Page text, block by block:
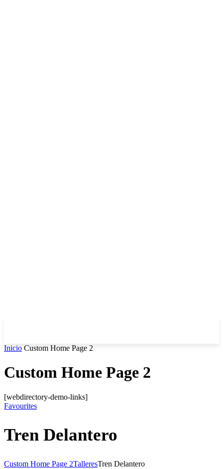
Inicio Custom Home Page 2
Custom Home Page 2
[webdirectory-demo-links]
Favourites
Tren Delantero
Custom Home Page 2TalleresTren Delantero